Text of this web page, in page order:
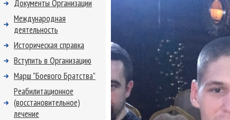
Документы Организации
Международная
деятельность
Историческая справка
Вступить в Организацию
Марш "Боевого Братства"
Реабилитационное
(восстановительное)
лечение